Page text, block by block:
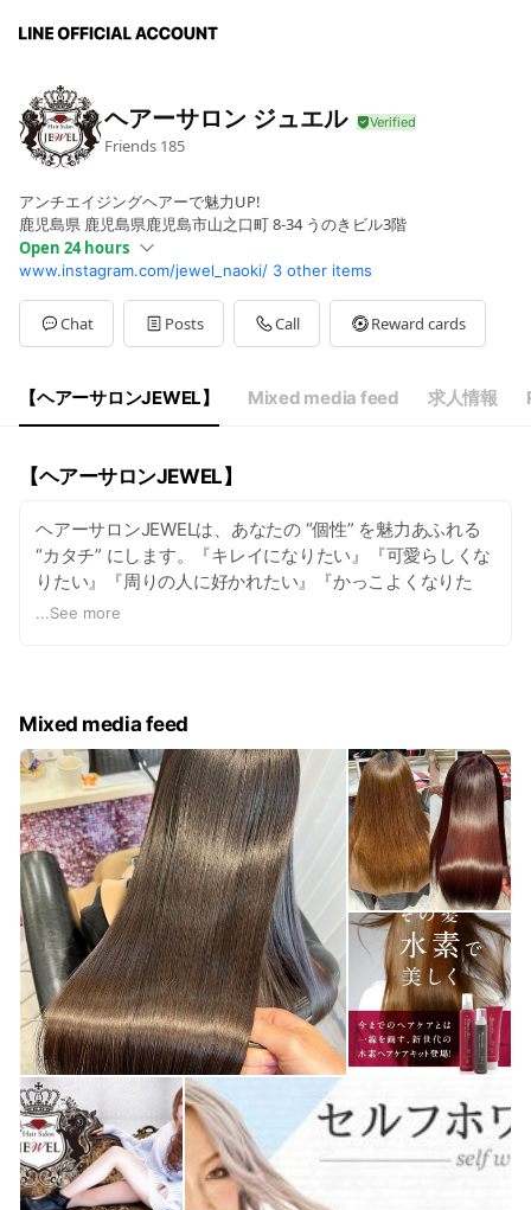
ヘアーサロン ジュエル
Friends 185
アンチエイジングヘアーで魅力UP!
鹿児島県 鹿児島県鹿児島市山之口町 8-34 うのきビル3階
Open 24 hours
SunClosed
MonClosed
Tue00:00 - 00:00
Wed00:00 - 00:00
Fri
00:00 - 00:00
Sat
00:00 - 00:00
13:00〜22:00
www.instagram.com/jewel_naoki/ 3 other items
Chat Posts Call Reward cards
【ヘアーサロンJEWEL】 Mixed media feed 求人情報
【ヘアーサロンJEWEL】
ヘアーサロンJEWELは、あなたの “個性” を魅力あふれる
“カタチ” にします。『キレイになりたい』『可愛らしくな
りたい』『周りの人に好かれたい』『かっこよくなりた
い』 そんな想いをカタチにします。当店は完全予約制で、
イジングヘアーにより、若々しく綺麗になるトリートメン
トケアをサロンで体感していただきたいです。髪の毛の艶
や質感でサロンクオリティーを確信していただけます。あ
なたの魅力をサポートします!いつも足を運びたいと願う美
容室であり続けます。
...See more
Mixed media feed